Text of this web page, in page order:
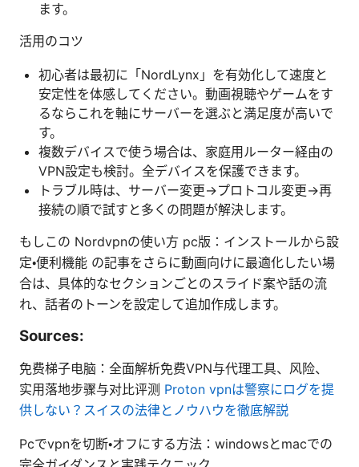
ます。
活用のコツ
初心者は最初に「NordLynx」を有効化して速度と
安定性を体感してください。動画視聴やゲームをす
るならこれを軸にサーバーを選ぶと満足度が高いで
す。
複数デバイスで使う場合は、家庭用ルーター経由の
VPN設定も検討。全デバイスを保護できます。
トラブル時は、サーバー変更→プロトコル変更→再
接続の順で試すと多くの問題が解決します。
もしこの Nordvpnの使い方 pc版：インストールから設
定・便利機能 の記事をさらに動画向けに最適化したい場
合は、具体的なセクションごとのスライド案や話の流
れ、話者のトーンを設定して追加作成します。
Sources:
免费梯子电脑：全面解析免费VPN与代理工具、风险、
实用落地步骤与对比评测 Proton vpnは警察にログを提
供しない？スイスの法律とノウハウを徹底解説
Pcでvpnを切断・オフにする方法：windowsとmacでの